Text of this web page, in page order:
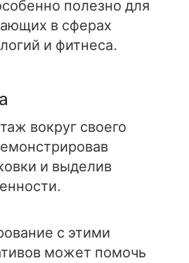
полезно для
в сферах
и фитнеса.
вокруг своего
и выделив
с этими
может помочь